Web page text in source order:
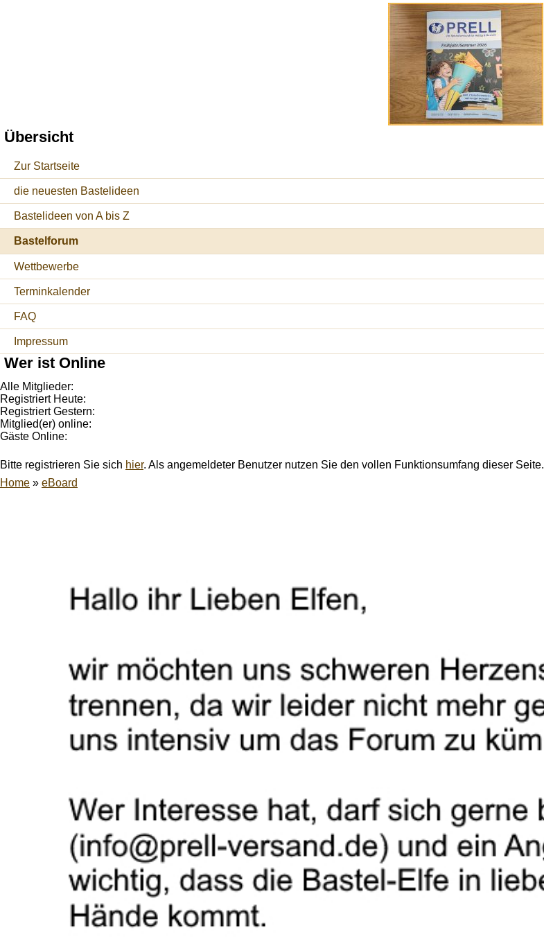
Übersicht
Zur Startseite
die neuesten Bastelideen
Bastelideen von A bis Z
Bastelforum
Wettbewerbe
Terminkalender
FAQ
Impressum
Wer ist Online
Alle Mitglieder:
Registriert Heute:
Registriert Gestern:
Mitglied(er) online:
Gäste Online:
Bitte registrieren Sie sich hier. Als angemeldeter Benutzer nutzen Sie den vollen Funktionsumfang dieser Seite.
Home » eBoard